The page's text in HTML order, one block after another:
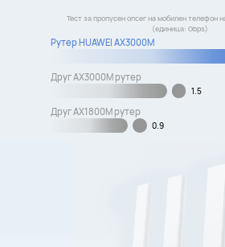
Тест за пропусен опсег на мобилен телефон
(единица: Gbps)
Рутер HUAWEI AX3000M
Друг AX3000M рутер
1.5
Друг AX1800M рутер
0.9